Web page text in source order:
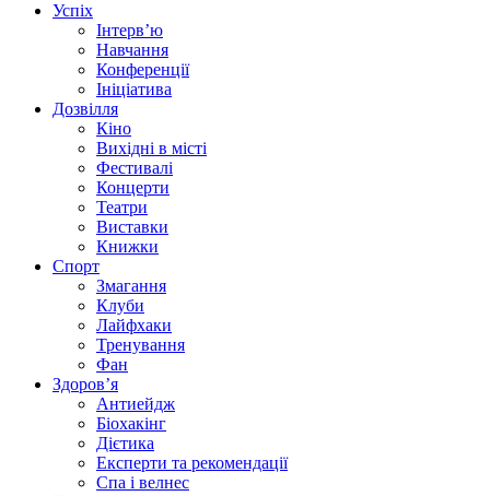
Успіх
Інтерв’ю
Навчання
Конференції
Ініціатива
Дозвілля
Кіно
Вихідні в місті
Фестивалі
Концерти
Театри
Виставки
Книжки
Спорт
Змагання
Клуби
Лайфхаки
Тренування
Фан
Здоров’я
Антиейдж
Біохакінг
Дієтика
Експерти та рекомендації
Спа i велнес